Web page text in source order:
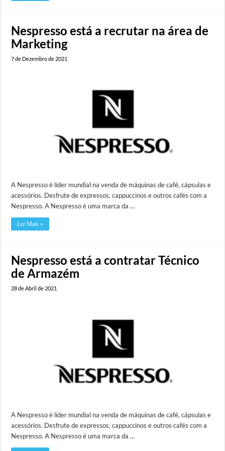
Nespresso está a recrutar na área de
Marketing
7 de Dezembro de 2021
A Nespresso é líder mundial na venda de máquinas de café, cápsulas e
acessórios. Desfrute de expressos, cappuccinos e outros cafés com a
Nespresso. A Nespresso é uma marca da …
Ler Mais »
Nespresso está a contratar Técnico
de Armazém
28 de Abril de 2021
A Nespresso é líder mundial na venda de máquinas de café, cápsulas e
acessórios. Desfrute de expressos, cappuccinos e outros cafés com a
Nespresso. A Nespresso é uma marca da …